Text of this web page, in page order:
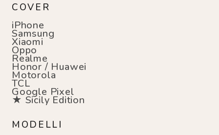
COVER
iPhone
Samsung
Xiaomi
Oppo
Realme
Honor / Huawei
Motorola
TCL
Google Pixel
★ Sicily Edition
MODELLI